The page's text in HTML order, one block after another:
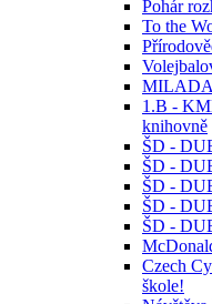
Pohár
To the
MILADA
1.B -
knihovně
ŠD -
ŠD -
ŠD -
ŠD -
ŠD -
Czech
škole!